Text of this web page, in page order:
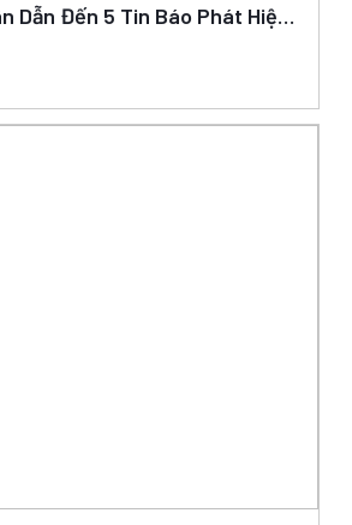
Dẫn Đến 5 Tin Báo Phát Hiện
Xử Lý Thành Công Ngay Ngày